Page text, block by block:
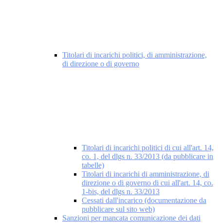
Titolari di incarichi politici, di amministrazione,
di direzione o di governo
Titolari di incarichi politici di cui all'art. 14,
co. 1, del dlgs n. 33/2013 (da pubblicare in
tabelle)
Titolari di incarichi di amministrazione, di
direzione o di governo di cui all'art. 14, co.
1-bis, del dlgs n. 33/2013
Cessati dall'incarico (documentazione da
pubblicare sul sito web)
Sanzioni per mancata comunicazione dei dati